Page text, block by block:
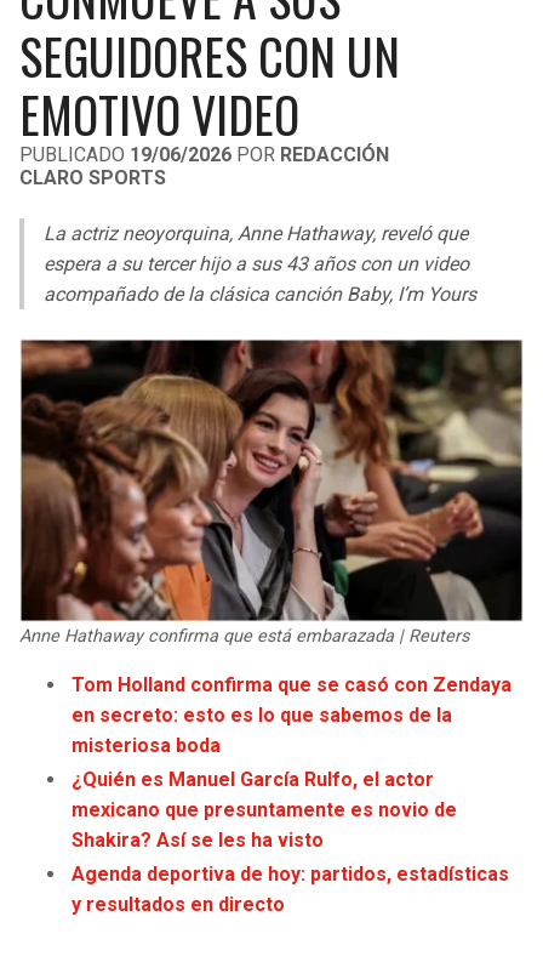
LIGA DE EXPANSIÓN MX
LEAGUES CUP
UEFA EUROPA LEAGUE
UEFA CONFERENCE LEAGUE
MLS
COPA LIBERTADORES
COPA SUDAMERICANA
LIGA BETPLAY
OTRAS LIGAS
RAIDERS
CHARGERS
RAVENS
STEELERS
TEXANS
COLTS
JAGUARS
TITANS
COWBOYS
GIANTS
EAGLES
COMMANDERS
CAVALIERS
PISTONS
PACERS
HORNETS
HEAT
MAGIC
WIZARDS
WARRIORS
CLIPPERS
LAKERS
SUNS
KINGS
SEGUIDORES CON UN
EMOTIVO VIDEO
PUBLICADO 19/06/2026 POR REDACCIÓN
CLARO SPORTS
La actriz neoyorquina, Anne Hathaway, reveló que
espera a su tercer hijo a sus 43 años con un video
acompañado de la clásica canción Baby, I’m Yours
Anne Hathaway confirma que está embarazada | Reuters
Tom Holland confirma que se casó con Zendaya
en secreto: esto es lo que sabemos de la
misteriosa boda
¿Quién es Manuel García Rulfo, el actor
mexicano que presuntamente es novio de
Shakira? Así se les ha visto
Agenda deportiva de hoy: partidos, estadísticas
y resultados en directo